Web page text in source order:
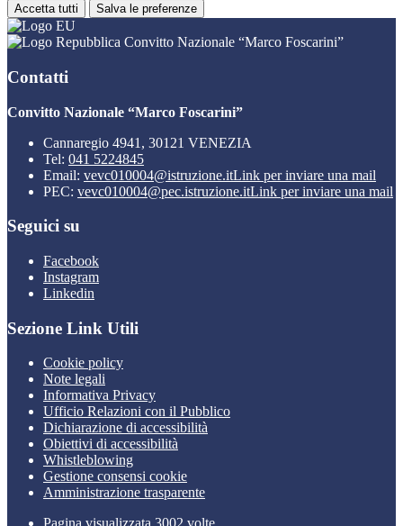
Accetta tutti Salva le preferenze
Convitto Nazionale “Marco Foscarini”
Contatti
Convitto Nazionale “Marco Foscarini”
Cannaregio 4941, 30121 VENEZIA
Tel: 041 5224845
Email: vevc010004@istruzione.itLink per inviare una mail
PEC: vevc010004@pec.istruzione.itLink per inviare una mail
Seguici su
Facebook
Instagram
Linkedin
Sezione Link Utili
Cookie policy
Note legali
Informativa Privacy
Ufficio Relazioni con il Pubblico
Dichiarazione di accessibilità
Obiettivi di accessibilità
Whistleblowing
Gestione consensi cookie
Amministrazione trasparente